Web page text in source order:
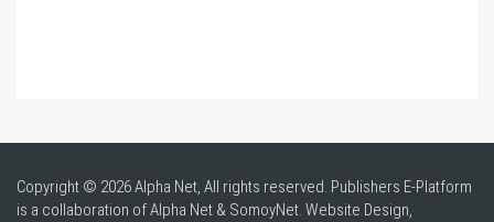
Copyright © 2026 Alpha Net, All rights reserved. Publishers E-Platform
is a collaboration of Alpha Net & SomoyNet. Website Design,